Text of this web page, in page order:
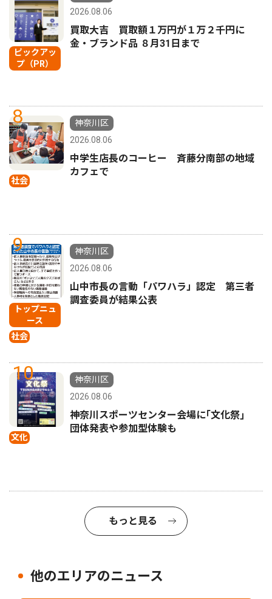
ピックアッ
プ（PR）
2026.08.06
買取大吉 買取額１万円が１万２千円に
金・ブランド品 ８月31日まで
8
社会
神奈川区
2026.08.06
中学生店長のコーヒー 斉藤分南部の地域
カフェで
9
トップニュ
ース
社会
神奈川区
2026.08.06
山中市長の言動「パワハラ」認定 第三者
調査委員が結果公表
10
文化
神奈川区
2026.08.06
神奈川スポーツセンター会場に｢文化祭｣
団体発表や参加型体験も
もっと見る
他のエリアのニュース